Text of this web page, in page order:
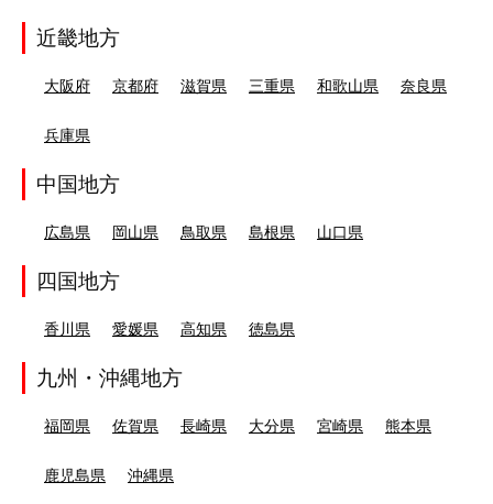
近畿地方
大阪府 京都府 滋賀県 三重県 和歌山県 奈良県
兵庫県
中国地方
広島県 岡山県 鳥取県 島根県 山口県
四国地方
香川県 愛媛県 高知県 徳島県
九州・沖縄地方
福岡県 佐賀県 長崎県 大分県 宮崎県 熊本県
鹿児島県 沖縄県